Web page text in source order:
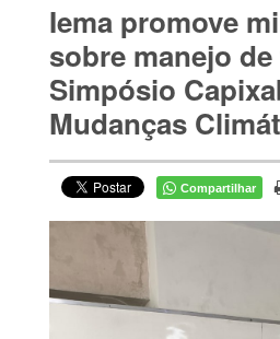
Iema promove
sobre manejo
Simpósio
Mudanças
Compartilhar